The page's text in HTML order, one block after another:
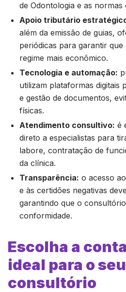
de Odontologia e as normas
Apoio tributário
além da emissão de guias,
periódicas para garantir que
regime mais econômico.
Tecnologia e automação:
utilizam plataformas digitais
e gestão de documentos,
físicas.
Atendimento consultivo: é
direto a especialistas para
labore, contratação de
da clínica.
Transparência: o acesso
e às certidões negativas
garantindo que o
conformidade.
Escolha a
ideal para o seu
consultório